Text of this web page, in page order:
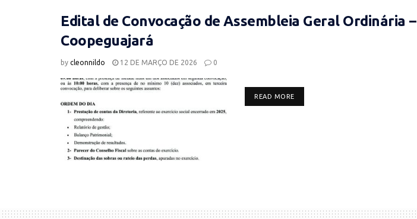
Edital de Convocação de Assembleia Geral Ordinária –
Coopeguajará
by cleonnildo 12 DE MARÇO DE 2026 0
READ MOREDETAILS